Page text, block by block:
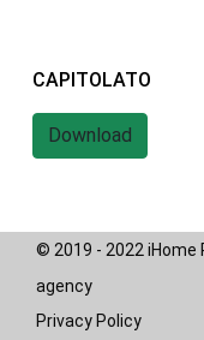
CAPITOLATO
Download
Bilocale(28)
Quadrilocale(20)
Trilocale(58)
© 2019 - 2022 iHome
agency
Privacy Policy